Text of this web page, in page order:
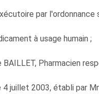
par l'ordonnance
à usage humain ;
Pharmacien
juillet 2003, établi par